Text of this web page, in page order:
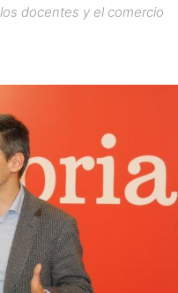
docentes y el comercio